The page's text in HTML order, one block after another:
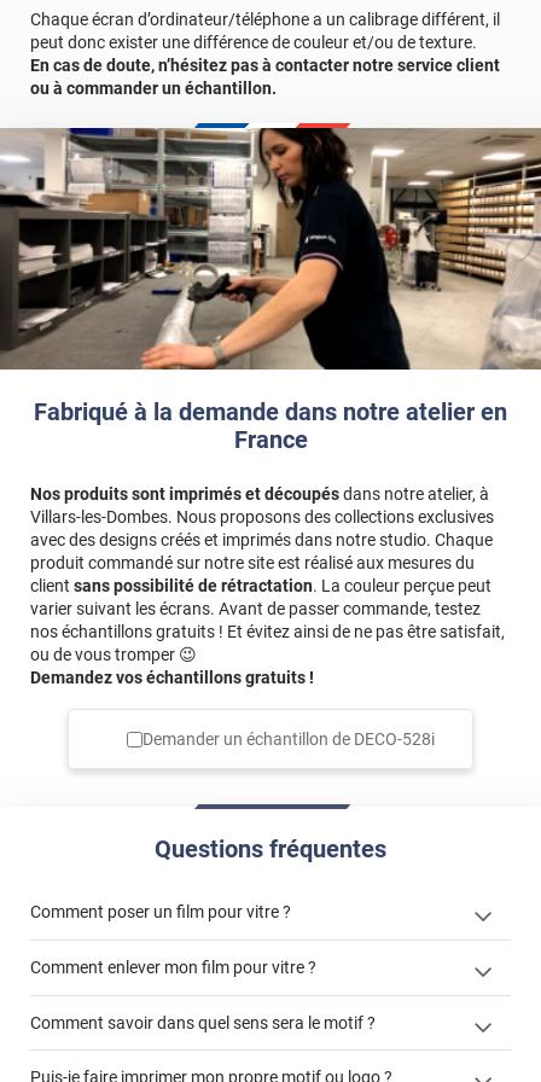
Fabriqué à la demande dans notre atelier en
France
Nos produits sont imprimés et découpésdans notre atelier, à
Villars-les-Dombes. Nous proposons des collections exclusives
avec des designs créés et imprimés dans notre studio. Chaque
produit commandé sur notre site est réalisé aux mesures du
client sans possibilité de rétractation. La couleur perçue peut
varier suivant les écrans. Avant de passer commande, testez
nos échantillons gratuits ! Et évitez ainsi de ne pas être satisfait,
ou de vous tromper 😉
Demandez vos échantillons gratuits !
Demander un échantillon de DECO-528i
Questions fréquentes
Comment poser un film pour vitre ?
Comment enlever mon film pour vitre ?
Comment savoir dans quel sens sera le motif ?
Puis-je faire imprimer mon propre motif ou logo ?
Chaque écran d’ordinateur/téléphone a un calibrage différent, il
peut donc exister une différence de couleur et/ou de texture.
En cas de doute, n’hésitez pas à contacter notre service client
ou à commander un échantillon.